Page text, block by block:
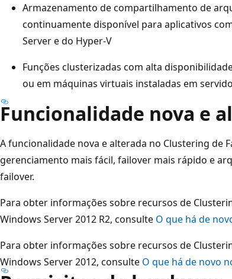
Armazenamento de compartilhamento de
continuamente disponível para aplicativos
Server e do Hyper-V
Funções clusterizadas com alta
ou em máquinas virtuais instaladas em
Funcionalidade nova e
A funcionalidade nova e alterada no Clustering de
gerenciamento mais fácil, failover mais rápido e
failover.
Para obter informações sobre recursos de
Windows Server 2012 R2, consulte O que há de
Para obter informações sobre recursos de
Windows Server 2012, consulte O que há de novo